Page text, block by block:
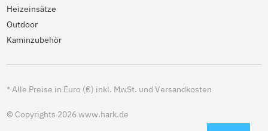
Heizeinsätze
Outdoor
Kaminzubehör
*Alle Preise in Euro (€) inkl. MwSt. und Versandkosten
© Copyrights 2026 www.hark.de